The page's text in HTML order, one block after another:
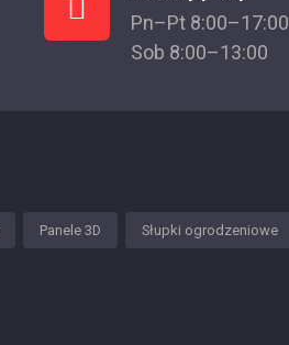
Pn–Pt 8:00–17:00
Sob 8:00–13:00
Panele 3D Słupki ogrodzeniowe